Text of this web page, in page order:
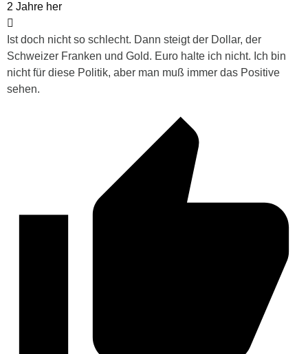
2 Jahre her
Ist doch nicht so schlecht. Dann steigt der Dollar, der
Schweizer Franken und Gold. Euro halte ich nicht. Ich bin
nicht für diese Politik, aber man muß immer das Positive
sehen.